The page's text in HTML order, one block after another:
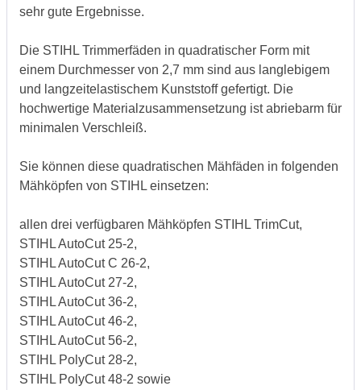
sehr gute Ergebnisse.
Die STIHL Trimmerfäden in quadratischer Form mit
einem Durchmesser von 2,7 mm sind aus langlebigem
und langzeitelastischem Kunststoff gefertigt. Die
hochwertige Materialzusammensetzung ist abriebarm für
minimalen Verschleiß.
Sie können diese quadratischen Mähfäden in folgenden
Mähköpfen von STIHL einsetzen:
allen drei verfügbaren Mähköpfen STIHL TrimCut,
STIHL AutoCut 25-2,
STIHL AutoCut C 26-2,
STIHL AutoCut 27-2,
STIHL AutoCut 36-2,
STIHL AutoCut 46-2,
STIHL AutoCut 56-2,
STIHL PolyCut 28-2,
STIHL PolyCut 48-2 sowie